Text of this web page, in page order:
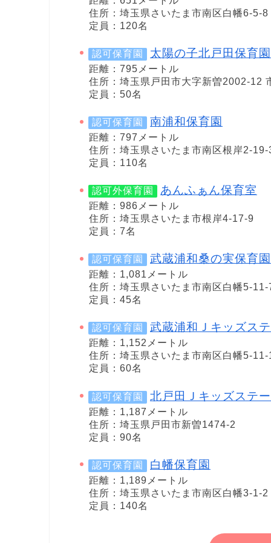
住所：埼玉県さいたま市南区白幡6-5-8
定員：120名
認可保育園 太陽の子北戸田保育園
距離：795メートル
住所：埼玉県戸田市大字新曽2002-12
定員：50名
認可保育園 南浦和保育園
距離：797メートル
住所：埼玉県さいたま市南区根岸2-19-
定員：110名
認可外保育園 あんふぁん保育室
距離：986メートル
住所：埼玉県さいたま市根岸4-17-9
定員：7名
認可保育園 武蔵浦和桑の実保育園
距離：1,081メートル
住所：埼玉県さいたま市南区白幡5-11-
定員：45名
認可保育園 武蔵浦和Ｊキッズス
距離：1,152メートル
住所：埼玉県さいたま市南区白幡5-11-
定員：60名
認可保育園 北戸田Ｊキッズステ
距離：1,187メートル
住所：埼玉県戸田市新曽1474-2
定員：90名
認可保育園 白幡保育園
距離：1,189メートル
住所：埼玉県さいたま市南区白幡3-1-2
定員：140名